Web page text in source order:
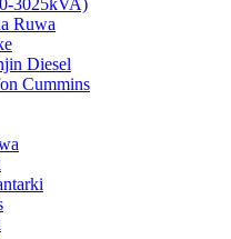
3025kVA)
Ruwa
Diesel
Cummins